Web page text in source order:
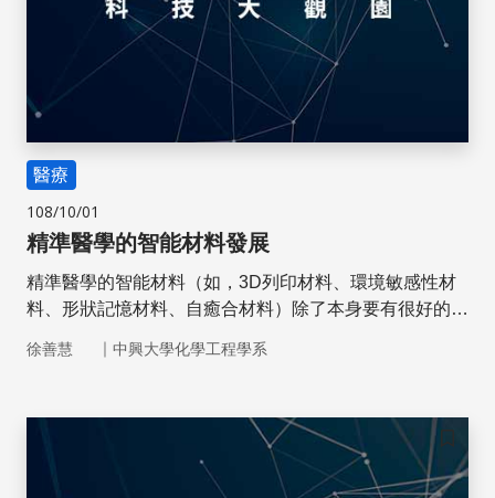
醫療
108/10/01
精準醫學的智能材料發展
精準醫學的智能材料（如，3D列印材料、環境敏感性材
料、形狀記憶材料、自癒合材料）除了本身要有很好的智
體正常的代謝與自然人體的修復，是一門大學問喔！
徐善慧 ｜ 中興大學化學工程學系
儲存